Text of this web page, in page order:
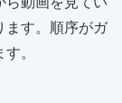
ます。順序がガ
。